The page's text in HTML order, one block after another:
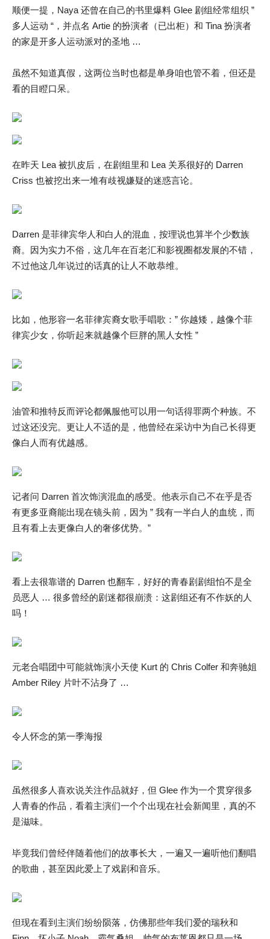
顺便一提，Naya 还曾在自己的书里爆料 Glee 剧组经常组织 ”
多人运动 “，并点名 Artie 的扮演者（已出柜）和 Tina 扮演者
的家是开多人运动派对的圣地 …
虽然不知道真假，这两位当时也都是单身咱也管不着，但还是
看的目瞪口呆。
在昨天 Lea 被扒皮后，在剧组里和 Lea 关系很好的 Darren
Criss 也被挖出来一堆有歧视嫌疑的迷惑言论。
Darren 是菲律宾华人和白人的混血，按理说也算半个少数族
裔。因为实力不俗，这几年在百老汇和影视圈都发展的不错，
不过他这几年说过的话真的让人不敢恭维。
比如，他形容一名菲律宾裔女歌手唱歌：” 你越矮，越像个菲
律宾少女，你听起来就越像个巨胖的黑人女性 ”
油管和推特反而评论都佩服他可以用一句话得罪两个种族。不
过这还没完。更让人不适的是，他曾经在采访中为自己长得更
像白人而有优越感。
记者问 Darren 首次饰演混血的感受。他表示自己不在乎是否
有更多亚裔能出现在镜头前，因为 ” 我有一半白人的血统，而
且有看上去更像白人的奢侈优势。”
看上去很靠谱的 Darren 也翻车，好好的青春剧剧组怕不是全
员恶人 … 很多曾经的剧迷都很崩溃：这剧组还有不作妖的人
吗！
元老合唱团中可能就饰演小天使 Kurt 的 Chris Colfer 和奔驰姐
Amber Riley 片叶不沾身了 …
令人怀念的第一季海报
虽然很多人喜欢说关注作品就好，但 Glee 作为一个贯穿很多
人青春的作品，看着主演们一个个出现在社会新闻里，真的不
是滋味。
毕竟我们曾经伴随着他们的故事长大，一遍又一遍听他们翻唱
的歌曲，甚至因此爱上了戏剧和音乐。
但现在看到主演们纷纷陨落，仿佛那些年我们爱的瑞秋和